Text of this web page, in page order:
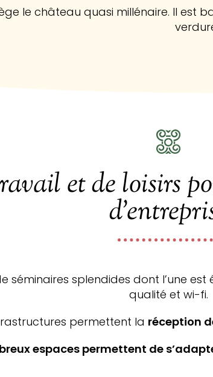
le château quasi millénaire. Il est
et de loisirs
séminaires splendides dont l’une
qualité et wi-fi.
permettent la réception
espaces permettent de